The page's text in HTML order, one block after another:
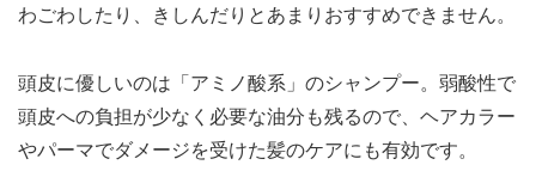
わごわしたり、きしんだりとあまりおすすめできません。
頭皮に優しいのは「アミノ酸系」のシャンプー。弱酸性で
頭皮への負担が少なく必要な油分も残るので、ヘアカラー
やパーマでダメージを受けた髪のケアにも有効です。